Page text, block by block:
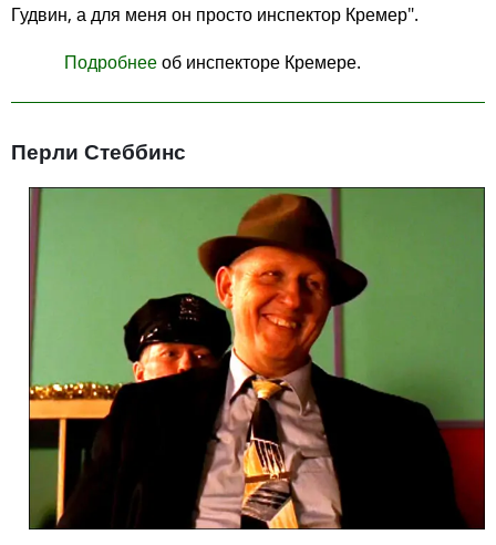
Гудвин, а для меня он просто инспектор Кремер".
Подробнееоб инспекторе Кремере.
Перли Стеббинс